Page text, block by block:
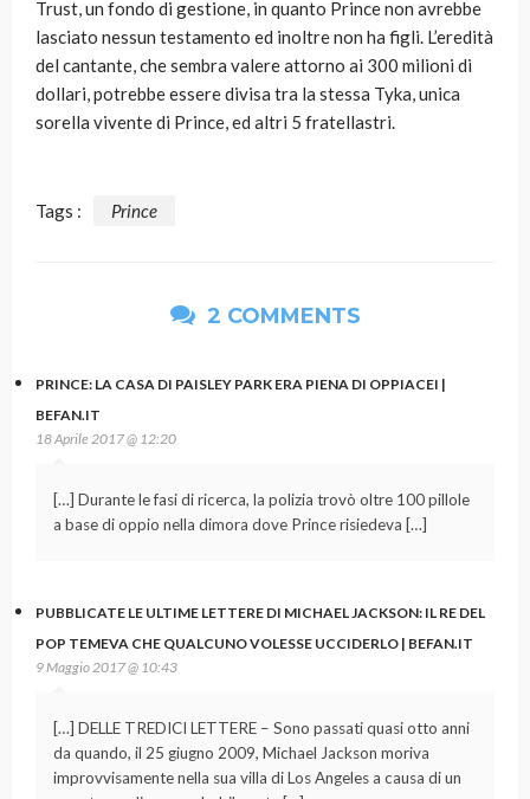
Trust, un fondo di gestione, in quanto Prince non avrebbe
lasciato nessun testamento ed inoltre non ha figli. L’eredità
del cantante, che sembra valere attorno ai 300 milioni di
dollari, potrebbe essere divisa tra la stessa Tyka, unica
sorella vivente di Prince, ed altri 5 fratellastri.
Tags : Prince
2 COMMENTS
PRINCE: LA CASA DI PAISLEY PARK ERA PIENA DI OPPIACEI |
BEFAN.IT
18 Aprile 2017 @ 12:20
[…] Durante le fasi di ricerca, la polizia trovò oltre 100 pillole
a base di oppio nella dimora dove Prince risiedeva […]
PUBBLICATE LE ULTIME LETTERE DI MICHAEL JACKSON: IL RE DEL
POP TEMEVA CHE QUALCUNO VOLESSE UCCIDERLO | BEFAN.IT
9 Maggio 2017 @ 10:43
[…] DELLE TREDICI LETTERE – Sono passati quasi otto anni
da quando, il 25 giugno 2009, Michael Jackson moriva
improvvisamente nella sua villa di Los Angeles a causa di un